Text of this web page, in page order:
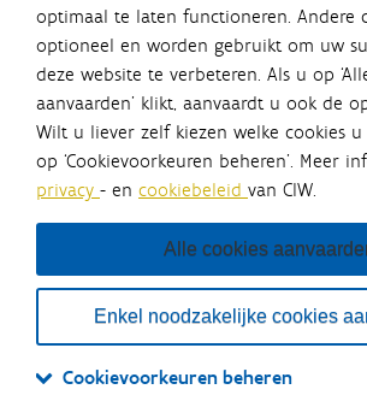
optimaal te laten functioneren. Andere
optioneel en worden gebruikt om uw
deze website te verbeteren. Als u op
aanvaarden’ klikt, aanvaardt u ook de
Wilt u liever zelf kiezen welke cookies u
op ‘Cookievoorkeuren beheren’. Meer
privacy - en cookiebeleid van CIW.
Alle cookies
Enkel noodzakelijke cookies
Cookievoorkeuren beheren
Integraalwaterbeleid.be is een
officiële website van de Vlaamse
overheid
uitgegeven door Coördinatiecommissie
Waterbeleid
De Coördinatiecommissie Integraal Waterbeleid
bestuursniveaus die bij het waterbeleid
waterbedrijven nemen deel aan het overleg.
samenwerking zorgt voor een gecoördineerde en
geïntegreerde aanpak van het waterbeleid en
in Vlaanderen.
OVER CIW DISCLAIMER PRIVACY